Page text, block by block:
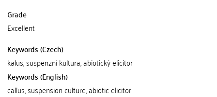
Grade
Excellent
Keywords (Czech)
kalus, suspenzní kultura, abiotický elicitor
Keywords (English)
callus, suspension culture, abiotic elicitor